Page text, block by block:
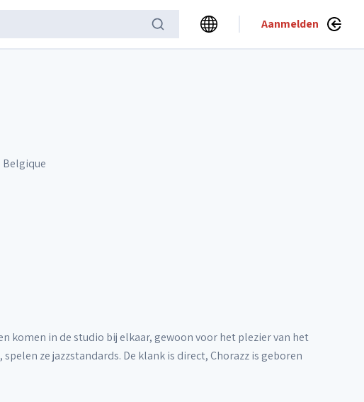
Aanmelden
Belgique
komen in de studio bij elkaar, gewoon voor het plezier van het
ze jazzstandards. De klank is direct, Chorazz is geboren